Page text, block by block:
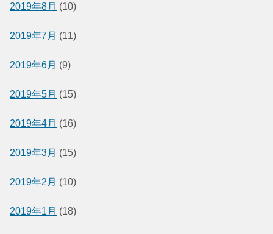
2019年8月 (10)
2019年7月 (11)
2019年6月 (9)
2019年5月 (15)
2019年4月 (16)
2019年3月 (15)
2019年2月 (10)
2019年1月 (18)